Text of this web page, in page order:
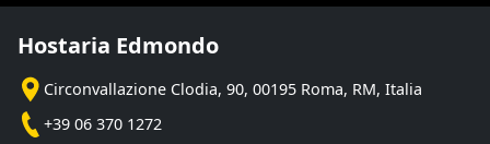
Hostaria Edmondo
Circonvallazione Clodia, 90, 00195 Roma, RM, Italia
+39 06 370 1272